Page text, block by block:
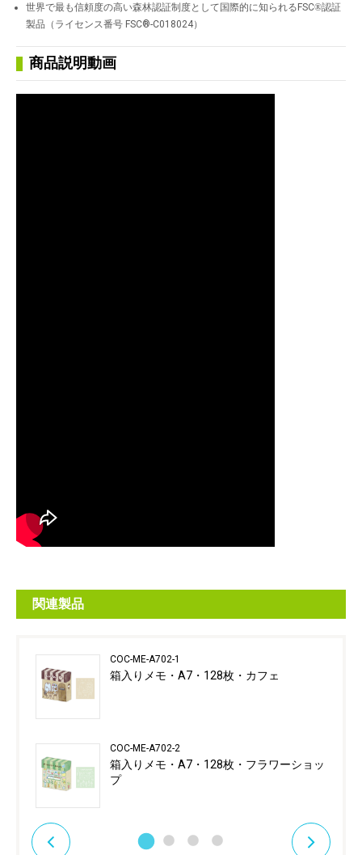
世界で最も信頼度の高い森林認証制度として国際的に知られるFSC®認証
製品（ライセンス番号 FSC®-C018024）
商品説明動画
関連製品
COC-ME-A702-1
箱入りメモ・A7・128枚・カフェ
COC-ME-A702-2
箱入りメモ・A7・128枚・フラワーショッ
プ